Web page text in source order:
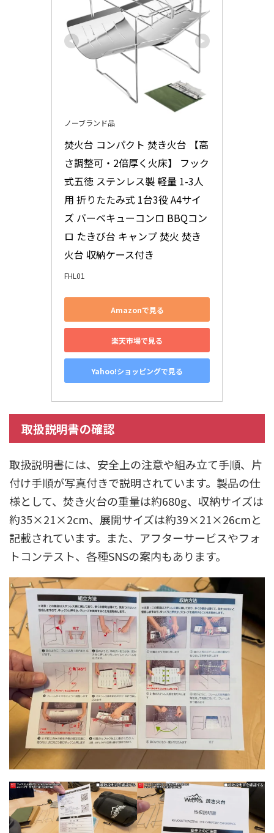
ノーブランド品
焚火台 コンパクト 焚き火台 【高
さ調整可・2倍厚く火床】 フック
式五徳 ステンレス製 軽量 1-3人
用 折りたたみ式 1台3役 A4サイ
ズ バーベキューコンロ BBQコン
ロ たきび台 キャンプ 焚火 焚き
火台 収納ケース付き
FHL01
Amazonで見る
楽天市場で見る
Yahoo!ショッピングで見る
取扱説明書の確認
取扱説明書には、安全上の注意や組み立て手順、片
付け手順が写真付きで説明されています。製品の仕
様として、焚き火台の重量は約680g、収納サイズは
約35×21×2cm、展開サイズは約39×21×26cmと
記載されています。また、アフターサービスやフォ
トコンテスト、各種SNSの案内もあります。